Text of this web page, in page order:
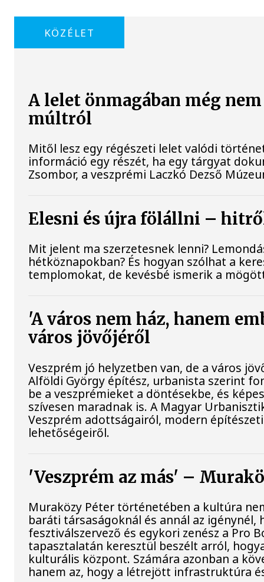
KÖZÉLET
A lelet önmagában még
múltról
Mitől lesz egy régészeti lelet valódi
információ egy részét, ha egy tárgyat
Zsombor, a veszprémi Laczkó Dezső
Elesni és újra fölállni –
Mit jelent ma szerzetesnek lenni?
hétköznapokban? És hogyan szólhat a
templomokat, de kevésbé ismerik a
'A város nem ház, hanem
város jövőjéről
Veszprém jó helyzetben van, de a város
Alföldi György építész, urbanista szerint
be a veszprémieket a döntésekbe, és
szívesen maradnak is. A Magyar
Veszprém adottságairól, modern
lehetőségeiről.
'Veszprém az más' –
Muraközy Péter történetében a kultúra
baráti társaságoknál és annál az
fesztiválszervező és egykori zenész a Pro
tapasztalatán keresztül beszélt arról,
kulturális központ. Számára azonban a
hanem az, hogy a létrejött infrastruktúra